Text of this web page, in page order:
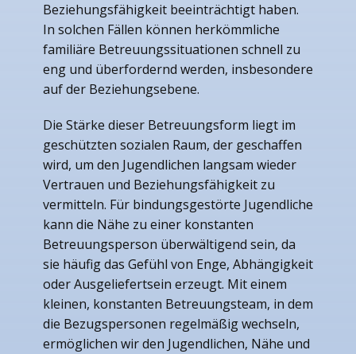
Beziehungsfähigkeit beeinträchtigt haben.
In solchen Fällen können herkömmliche
familiäre Betreuungssituationen schnell zu
eng und überfordernd werden, insbesondere
auf der Beziehungsebene.
Die Stärke dieser Betreuungsform liegt im
geschützten sozialen Raum, der geschaffen
wird, um den Jugendlichen langsam wieder
Vertrauen und Beziehungsfähigkeit zu
vermitteln. Für bindungsgestörte Jugendliche
kann die Nähe zu einer konstanten
Betreuungsperson überwältigend sein, da
sie häufig das Gefühl von Enge, Abhängigkeit
oder Ausgeliefertsein erzeugt. Mit einem
kleinen, konstanten Betreuungsteam, in dem
die Bezugspersonen regelmäßig wechseln,
ermöglichen wir den Jugendlichen, Nähe und